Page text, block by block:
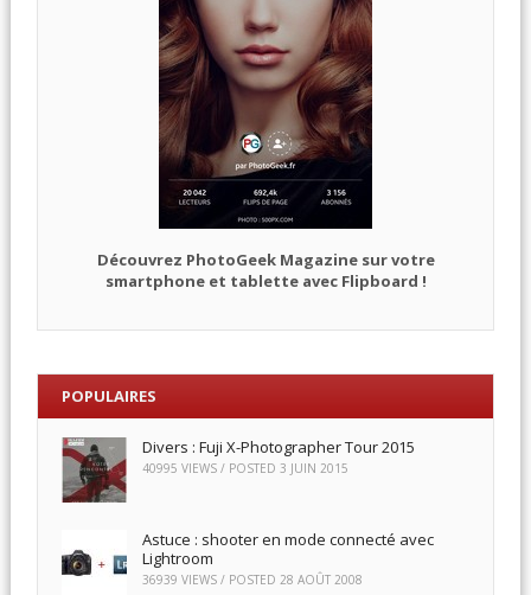
Découvrez PhotoGeek Magazine sur votre
smartphone et tablette avec Flipboard !
POPULAIRES
Divers : Fuji X-Photographer Tour 2015
40995 VIEWS / POSTED 3 JUIN 2015
Astuce : shooter en mode connecté avec
Lightroom
36939 VIEWS / POSTED 28 AOÛT 2008